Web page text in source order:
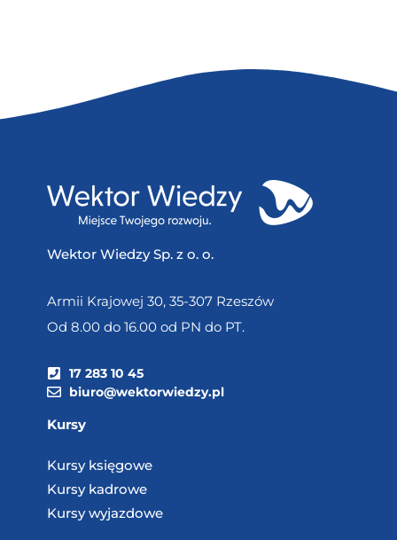
Wektor Wiedzy Sp. z o. o.
Armii Krajowej 30, 35-307 Rzeszów
Od 8.00 do 16.00 od PN do PT.
17 283 10 45
biuro@wektorwiedzy.pl
Kursy
Kursy księgowe
Kursy kadrowe
Kursy wyjazdowe